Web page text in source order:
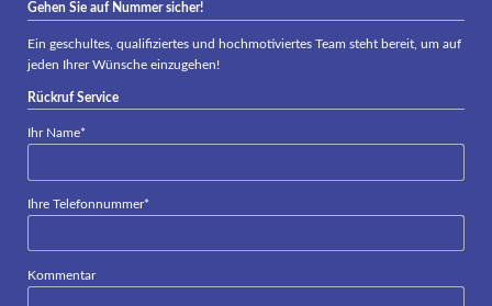
Gehen Sie auf Nummer sicher!
Ein geschultes, qualifiziertes und hochmotiviertes Team steht bereit, um auf
jeden Ihrer Wünsche einzugehen!
Rückruf Service
Pflichtfeld
Ihr Name*
Pflichtfeld
Ihre Telefonnummer*
Kommentar